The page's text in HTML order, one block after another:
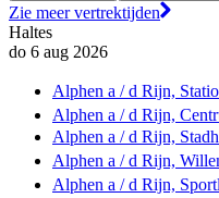
Zie meer vertrektijden
Haltes
do 6 aug 2026
Alphen a / d Rijn,
Alphen a / d Rijn,
Alphen a / d Rijn,
Alphen a / d Rijn,
Alphen a / d Rijn,